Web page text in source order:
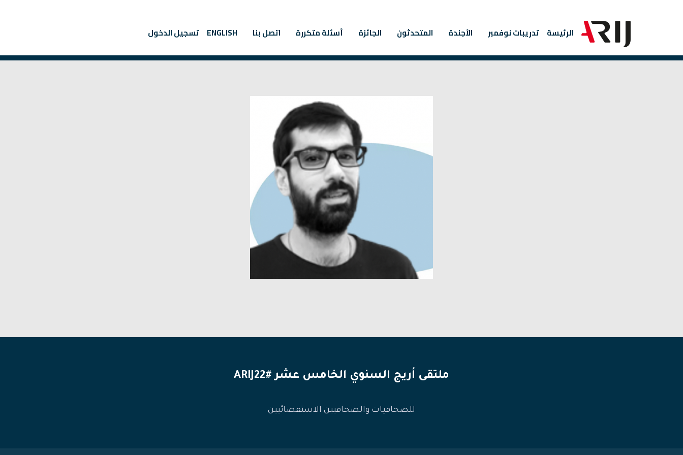
الرئيسة تدريبات نوفمبر الأجندة المتحدثون الجائزة أسئلة متكررة اتصل بنا ENGLISH تسجيل الدخول
ملتقى أريج السنوي الخامس عشر #ARIJ22
للصحافيات والصحافيين الاستقصائيين